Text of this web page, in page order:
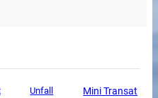
Unfall Mini Transat